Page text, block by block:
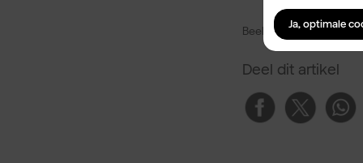
Beeld: Odido
Deel dit artikel
Ja, optimale